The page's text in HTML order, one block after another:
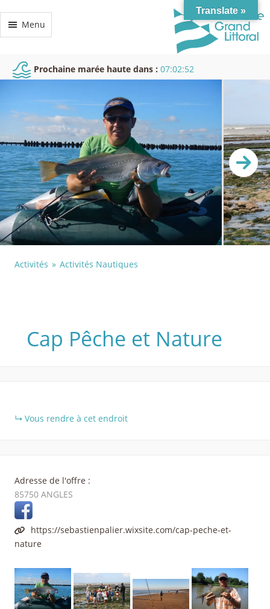
Menu
Prochaine marée haute dans : 07:02:52
Activités Activités Nautiques
Cap Pêche et Nature
Vous rendre à cet endroit
Adresse de l'offre :
85750 ANGLES
https://sebastienpalier.wixsite.com/cap-peche-et-
nature
Translate »